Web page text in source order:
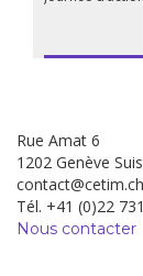
Rue Amat 6
1202 Genève
contact@cetim.ch
Tél. +41 (0)22
Nous contacter